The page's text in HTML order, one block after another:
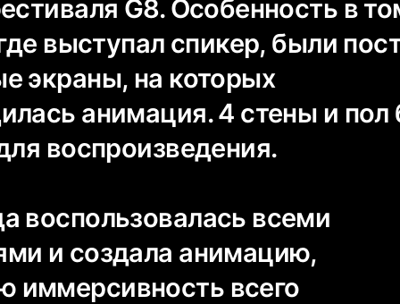
G8. Особенность в
выступал спикер, были
экраны, на которых
анимация. 4 стены и пол
воспроизведения.
воспользовалась всеми
и создала анимацию,
всего